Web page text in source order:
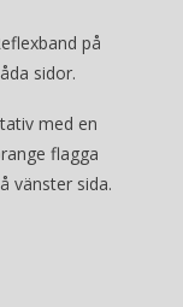
på
sidor.
med en
flagga
vänster sida.